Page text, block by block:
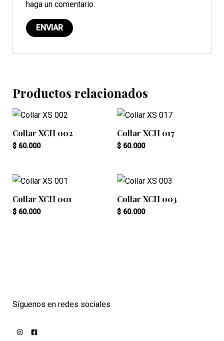
haga un comentario.
Productos relacionados
Collar XCH 002
$60.000
Collar XCH 017
$ 60.000
Collar XCH 001
$60.000
Collar XCH 003
$ 60.000
Síguenos en redes sociales